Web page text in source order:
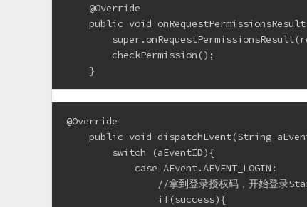
    @Override
public void
        checkPermission();
    }
@Override
public void dispatchEvent(String
        switch (aEventID){
            case AEvent.AEVENT_LOGIN:
//拿到登录授权码，开始登录
                if(success){